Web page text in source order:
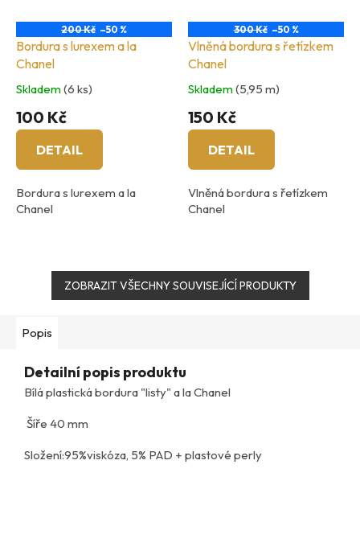
200 Kč –50 %
Bordura s lurexem a la
Chanel
Skladem(6 ks)
100 Kč
DETAIL
Bordura s lurexem a la
Chanel
300 Kč –50 %
Vlněná bordura s řetízkem
Chanel
Skladem(5,95 m)
150 Kč
DETAIL
Vlněná bordura s řetízkem
Chanel
ZOBRAZIT VŠECHNY SOUVISEJÍCÍ PRODUKTY
Popis
Detailní popis produktu
Bílá plastická bordura "listy" a la Chanel
Šíře 40 mm
Složení:95%viskóza, 5% PAD + plastové perly